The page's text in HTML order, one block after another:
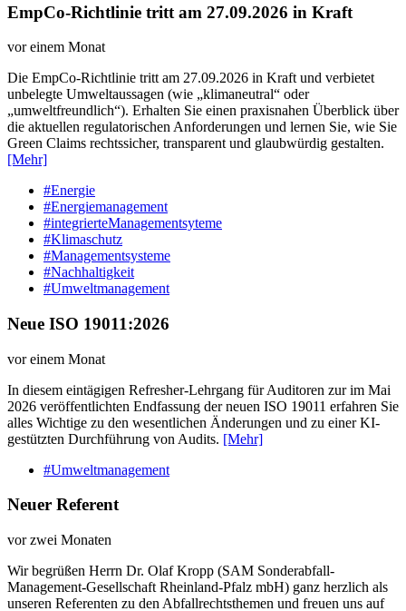
EmpCo-Richtlinie tritt am 27.09.2026 in Kraft
vor einem Monat
Die EmpCo-Richtlinie tritt am 27.09.2026 in Kraft und verbietet
unbelegte Umweltaussagen (wie „klimaneutral“ oder
„umweltfreundlich“). Erhalten Sie einen praxisnahen Überblick über
die aktuellen regulatorischen Anforderungen und lernen Sie, wie Sie
Green Claims rechtssicher, transparent und glaubwürdig gestalten.
[Mehr]
#Energie
#Energiemanagement
#integrierteManagementsyteme
#Klimaschutz
#Managementsysteme
#Nachhaltigkeit
#Umweltmanagement
Neue ISO 19011:2026
vor einem Monat
In diesem eintägigen Refresher-Lehrgang für Auditoren zur im Mai
2026 veröffentlichten Endfassung der neuen ISO 19011 erfahren Sie
alles Wichtige zu den wesentlichen Änderungen und zu einer KI-
gestützten Durchführung von Audits. [Mehr]
#Umweltmanagement
Neuer Referent
vor zwei Monaten
Wir begrüßen Herrn Dr. Olaf Kropp (SAM Sonderabfall-
Management-Gesellschaft Rheinland-Pfalz mbH) ganz herzlich als
unseren Referenten zu den Abfallrechtsthemen und freuen uns auf